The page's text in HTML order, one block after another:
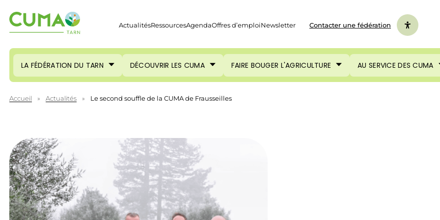
ActualitésRessourcesAgendaOffres d’emploiNewsletter Contacter une fédération
LA FÉDÉRATION DU TARN DÉCOUVRIR LES CUMA FAIRE BOUGER L'AGRICULTURE AU SERVICE DES CUMA
Accueil » Actualités » Le second souffle de la CUMA de Frausseilles